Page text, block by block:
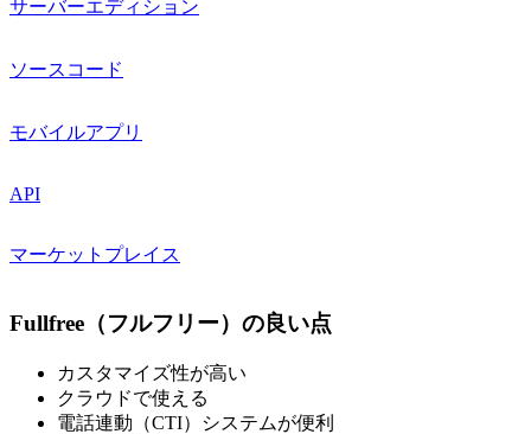
サーバーエディション
ソースコード
モバイルアプリ
API
マーケットプレイス
Fullfree（フルフリー）の良い点
カスタマイズ性が高い
クラウドで使える
電話連動（CTI）システムが便利